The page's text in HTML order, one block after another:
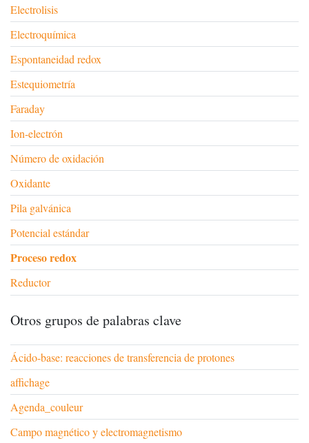
Electrolisis
Electroquímica
Espontaneidad redox
Estequiometría
Faraday
Ion-electrón
Número de oxidación
Oxidante
Pila galvánica
Potencial estándar
Proceso redox
Reductor
Otros grupos de palabras clave
Ácido-base: reacciones de transferencia de protones
affichage
Agenda_couleur
Campo magnético y electromagnetismo